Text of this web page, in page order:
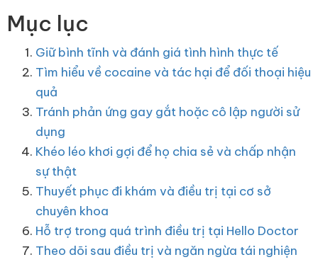
Mục lục
Giữ bình tĩnh và đánh giá tình hình thực tế
Tìm hiểu về cocaine và tác hại để đối thoại hiệu
quả
Tránh phản ứng gay gắt hoặc cô lập người sử
dụng
Khéo léo khơi gợi để họ chia sẻ và chấp nhận
sự thật
Thuyết phục đi khám và điều trị tại cơ sở
chuyên khoa
Hỗ trợ trong quá trình điều trị tại Hello Doctor
Theo dõi sau điều trị và ngăn ngừa tái nghiện